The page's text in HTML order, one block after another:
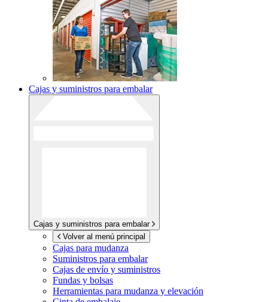
Cajas y suministros para embalar
Cajas y suministros para embalar
Volver al menú principal
Cajas para mudanza
Suministros para embalar
Cajas de envío y suministros
Fundas y bolsas
Herramientas para mudanza y elevación